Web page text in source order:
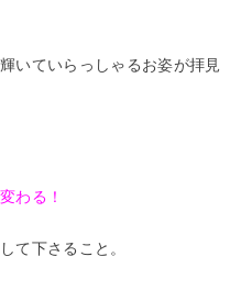
いていらっしゃるお姿が拝見
わる！
て下さること。